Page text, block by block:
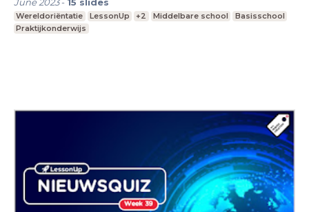
June 2023- 15 slides
Wereldoriëntatie LessonUp +2 Middelbare school
Basisschool
Praktijkonderwijs